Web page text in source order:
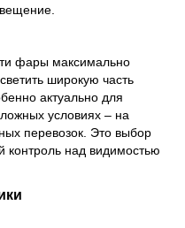
фары максимально
широкую часть
актуально для
условиях – на
перевозок. Это выбор
контроль над видимостью